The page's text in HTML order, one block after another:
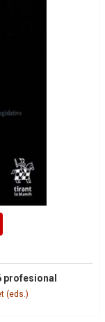
profesional
(eds.)